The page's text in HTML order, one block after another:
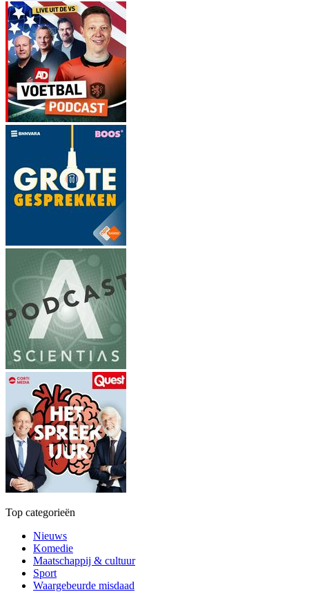
Top categorieën
Nieuws
Komedie
Maatschappij & cultuur
Sport
Waargebeurde misdaad